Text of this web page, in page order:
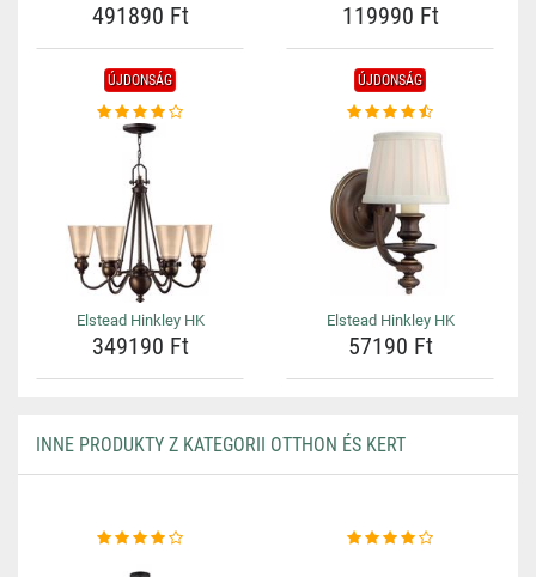
491890 Ft 119990 Ft
ÚJDONSÁG
Elstead Hinkley HK
349190 Ft
ÚJDONSÁG
Elstead Hinkley HK
57190 Ft
INNE PRODUKTY Z KATEGORII OTTHON ÉS KERT